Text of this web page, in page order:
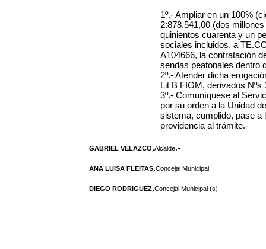
1º.- Ampliar en un 100%
2:878.541,00 (dos
quinientos cuarenta y un
sociales incluidos, a
A104666, la contratación
sendas peatonales dentro
2º.- Atender dicha
Lit B FIGM, derivados
3º.- Comuníquese al
por su orden a la Unidad
sistema, cumplido, pase a
providencia al trámite.-
GABRIEL VELAZCO,Alcalde.-
ANA LUISA FLEITAS,Concejal Municipal
DIEGO RODRIGUEZ,Concejal Municipal (s)